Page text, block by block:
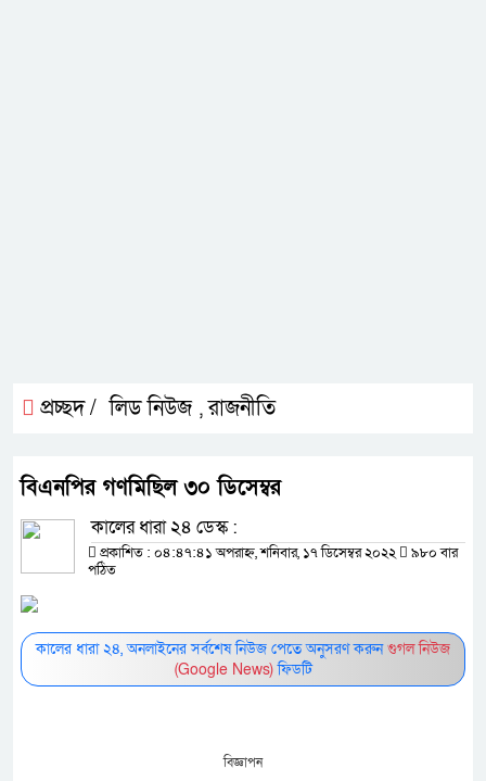
প্রচ্ছদ / লিড নিউজ ,রাজনীতি
বিএনপির গণমিছিল ৩০ ডিসেম্বর
কালের ধারা ২৪ ডেস্ক :
প্রকাশিত : ০৪:৪৭:৪১ অপরাহ্ন, শনিবার, ১৭ ডিসেম্বর ২০২২
৯৮০ বার
পঠিত
কালের ধারা ২৪, অনলাইনের সর্বশেষ নিউজ পেতে অনুসরণ করুনগুগল নিউজ
(Google News)ফিডটি
বিজ্ঞাপন